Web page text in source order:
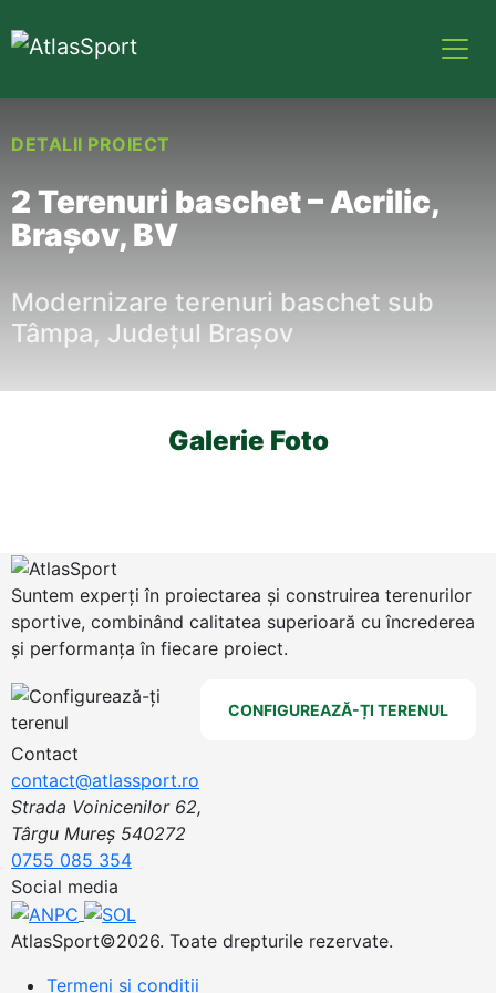
DETALII PROIECT
2 Terenuri baschet – Acrilic,
Brașov, BV
Modernizare terenuri baschet sub
Tâmpa, Județul Brașov
Galerie Foto
Suntem experți în proiectarea și construirea terenurilor
sportive, combinând calitatea superioară cu încrederea
și performanța în fiecare proiect.
CONFIGUREAZĂ-ȚI TERENUL
Contact
contact@atlassport.ro
Strada Voinicenilor 62,
Târgu Mureș 540272
0755 085 354
Social media
AtlasSport©2026. Toate drepturile rezervate.
Termeni și condiții